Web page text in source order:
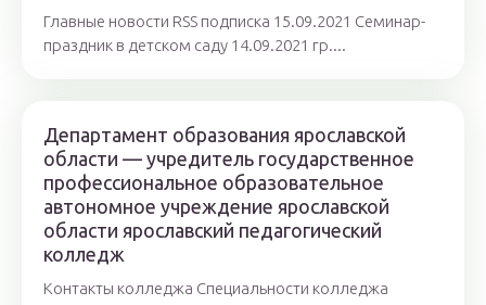
Главные новости RSS подписка 15.09.2021 Семинар-
праздник в детском саду 14.09.2021 гр....
Департамент образования ярославской
области — учредитель государственное
профессиональное образовательное
автономное учреждение ярославской
области ярославский педагогический
колледж
Контакты колледжа Специальности колледжа